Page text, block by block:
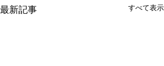
最新記事 すべて表示